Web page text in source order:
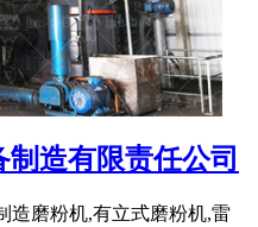
造有限责任公司
造磨粉机,有立式磨粉机,雷